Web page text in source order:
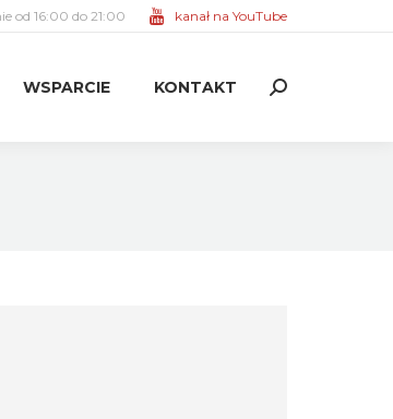
od 16:00 do 21:00 kanał na YouTube
WSPARCIE KONTAKT Search: